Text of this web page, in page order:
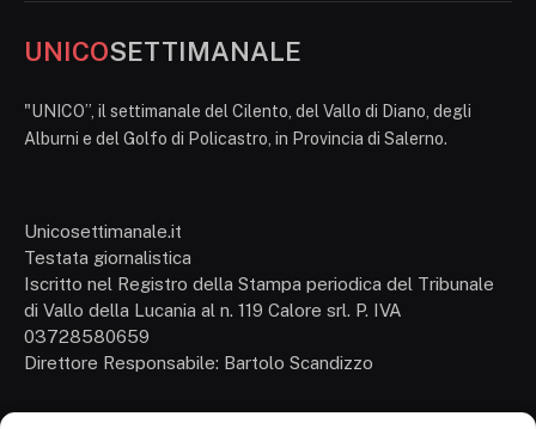
UNICOSETTIMANALE
"UNICO”, il settimanale del Cilento, del Vallo di Diano, degli
Alburni e del Golfo di Policastro, in Provincia di Salerno.
Unicosettimanale.it
Testata giornalistica
Iscritto nel Registro della Stampa periodica del Tribunale
di Vallo della Lucania al n. 119 Calore srl. P. IVA
03728580659
Direttore Responsabile: Bartolo Scandizzo